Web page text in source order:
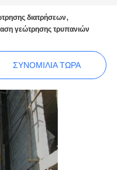
διατρήσεων,
γεώτρησης τρυπανιών
ΣΥΝΟΜΙΛΊΑ ΤΏΡΑ